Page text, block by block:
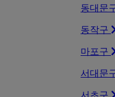
동대문
동작구
마포구
서대문